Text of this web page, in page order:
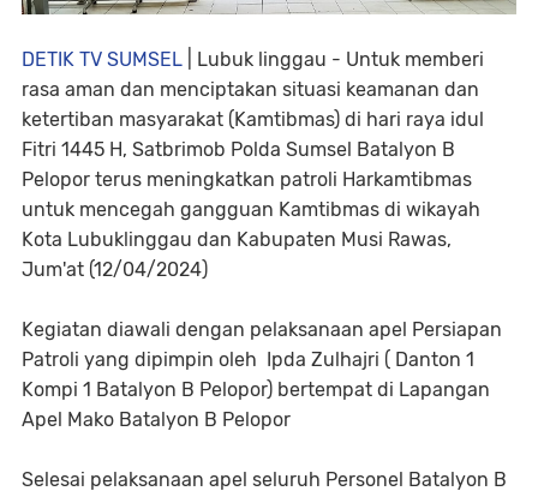
DETIK TV SUMSEL | Lubuk linggau - Untuk memberi
rasa aman dan menciptakan situasi keamanan dan
ketertiban masyarakat (Kamtibmas) di hari raya idul
Fitri 1445 H, Satbrimob Polda Sumsel Batalyon B
Pelopor terus meningkatkan patroli Harkamtibmas
untuk mencegah gangguan Kamtibmas di wikayah
Kota Lubuklinggau dan Kabupaten Musi Rawas,
Jum'at (12/04/2024)
Kegiatan diawali dengan pelaksanaan apel Persiapan
Patroli yang dipimpin oleh Ipda Zulhajri ( Danton 1
Kompi 1 Batalyon B Pelopor) bertempat di Lapangan
Apel Mako Batalyon B Pelopor
Selesai pelaksanaan apel seluruh Personel Batalyon B